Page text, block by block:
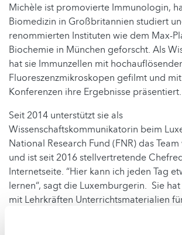
Michèle ist promovierte Immunologin,
Biomedizin in Großbritannien studiert
renommierten Instituten wie dem Max-
Biochemie in München geforscht. Als
hat sie Immunzellen mit
Fluoreszenzmikroskopen gefilmt und
Konferenzen ihre Ergebnisse präsentiert.
Seit 2014 unterstützt sie als
Wissenschaftskommunikatorin beim
National Research Fund (FNR) das
und ist seit 2016 stellvertretende
Internetseite. “Hier kann ich jeden Tag
lernen“, sagt die Luxemburgerin. Sie
mit Lehrkräften Unterrichtsmaterialien
naturwissenschaftlichen Unterricht in
entwickelt und ist Mit-Herausgeberin